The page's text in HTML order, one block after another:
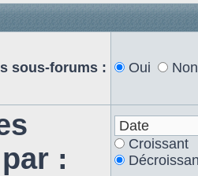
sous-forums : Oui Non
:
Croissant